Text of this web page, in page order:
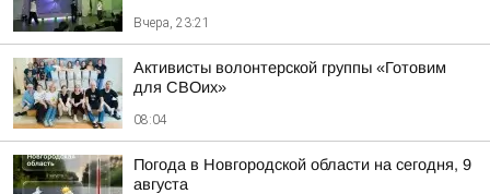
Вчера, 23:21
Активисты волонтерской группы «Готовим
для СВОих»
08:04
Погода в Новгородской области на сегодня, 9
августа